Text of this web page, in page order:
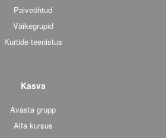
Palveõhtud
Väikegrupid
Kurtide teenistus
Kasva
Avasta grupp
Alfa kursus